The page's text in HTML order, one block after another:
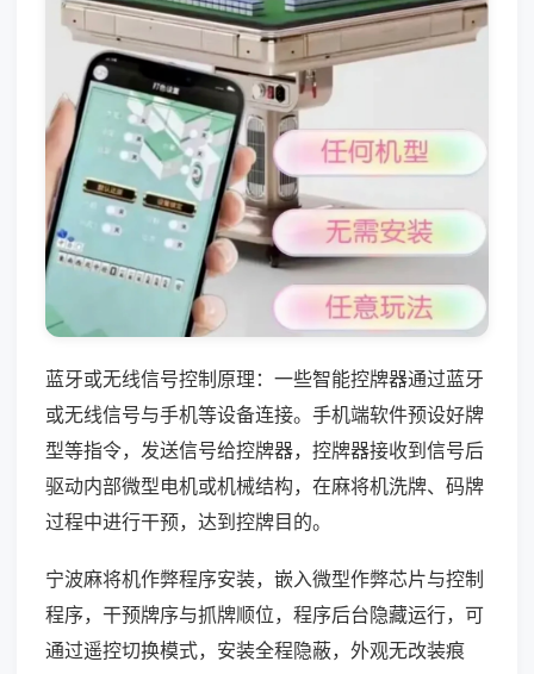
蓝牙或无线信号控制原理：一些智能控牌器通过蓝牙
或无线信号与手机等设备连接。手机端软件预设好牌
型等指令，发送信号给控牌器，控牌器接收到信号后
驱动内部微型电机或机械结构，在麻将机洗牌、码牌
过程中进行干预，达到控牌目的。
宁波麻将机作弊程序安装，嵌入微型作弊芯片与控制
程序，干预牌序与抓牌顺位，程序后台隐藏运行，可
通过遥控切换模式，安装全程隐蔽，外观无改装痕